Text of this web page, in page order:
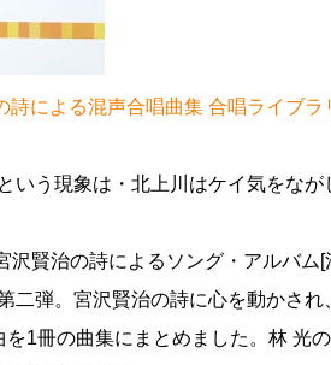
詩による混声合唱曲集 合唱ライブラ
いう現象は・北上川はケイ気をな
沢賢治の詩によるソング・アルバ
二弾。宮沢賢治の詩に心を動かさ
を1冊の曲集にまとめました。林 光